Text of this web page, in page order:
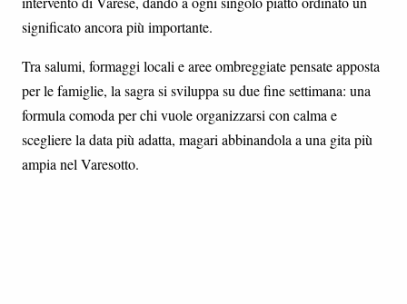
significato ancora più importante.
Tra salumi, formaggi locali e aree ombreggiate pensate apposta
per le famiglie, la sagra si sviluppa su due fine settimana: una
formula comoda per chi vuole organizzarsi con calma e
scegliere la data più adatta, magari abbinandola a una gita più
ampia nel Varesotto.